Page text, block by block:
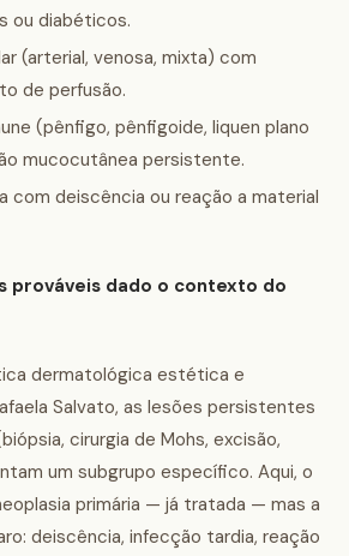
ou diabéticos.
(arterial, venosa, mixta) com
de perfusão.
(pênfigo, pênfigoide, liquen plano
mucocutânea persistente.
com deiscência ou reação a material
prováveis dado o contexto do
dermatológica estética e
Salvato, as lesões persistentes
cirurgia de Mohs, excisão,
um subgrupo específico. Aqui, o
primária — já tratada — mas a
deiscência, infecção tardia, reação